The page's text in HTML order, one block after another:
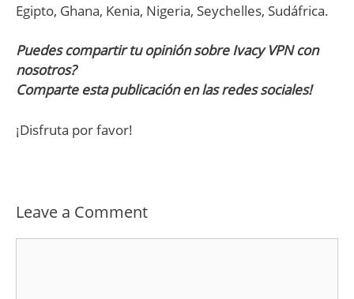
Egipto, Ghana, Kenia, Nigeria, Seychelles, Sudáfrica.
Puedes compartir tu opinión sobre Ivacy VPN con
nosotros?
Comparte esta publicación en las redes sociales!
¡Disfruta por favor!
Leave a Comment